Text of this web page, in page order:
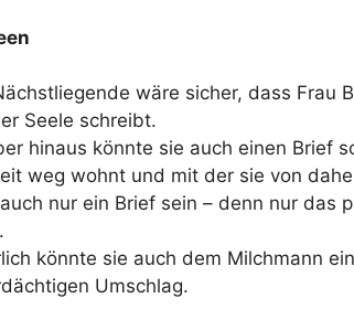
wäre sicher, dass Frau
Seele schreibt.
hinaus könnte sie auch einen Brief
weg wohnt und mit der sie von
nur ein Brief sein – denn nur das
könnte sie auch dem Milchmann
Umschlag.